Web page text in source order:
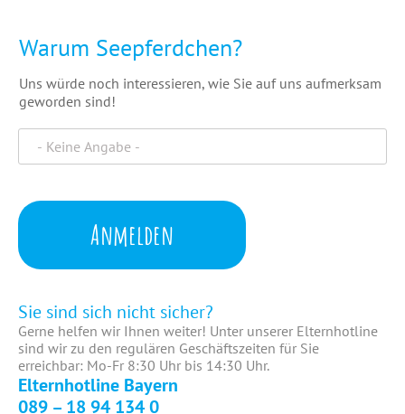
Warum Seepferdchen?
Uns würde noch interessieren, wie Sie auf uns aufmerksam
geworden sind!
Anmelden
Sie sind sich nicht sicher?
Gerne helfen wir Ihnen weiter! Unter unserer Elternhotline
sind wir zu den regulären Geschäftszeiten für Sie
erreichbar: Mo-Fr 8:30 Uhr bis 14:30 Uhr.
Elternhotline Bayern
089 – 18 94 134 0